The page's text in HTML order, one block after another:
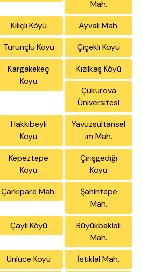
Mah.
Kılıçlı Köyü Ayvalı Mah.
Turunçlu Köyü Çiçekli Köyü
Kargakekeç
Köyü
Kızılkaş Köyü
Çukurova
Üniversitesi
Hakkıbeyli
Köyü
Yavuzsultansel
im Mah.
Kepeztepe
Köyü
Çirişgediği
Köyü
Çarkıpare Mah.
Şahintepe
Mah.
Çaylı Köyü
Büyükbaklalı
Mah.
Ünlüce Köyü İstiklal Mah.